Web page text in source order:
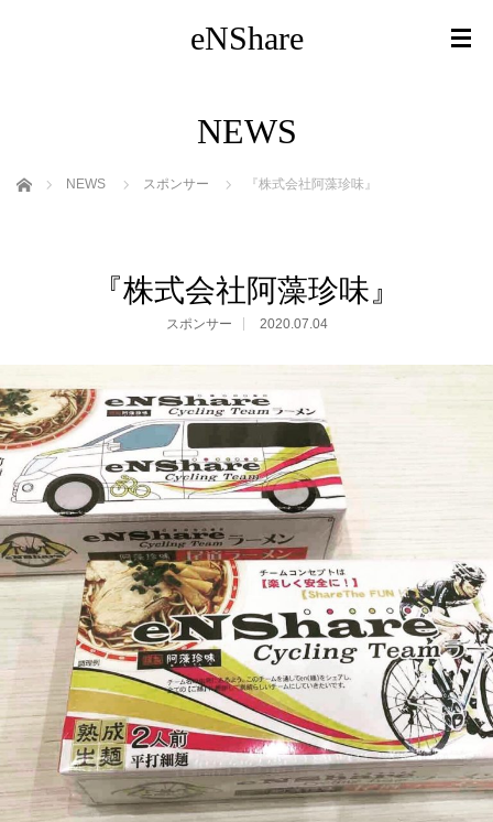
eNShare
NEWS
ホーム NEWS スポンサー 『株式会社阿藻珍味』
『株式会社阿藻珍味』
スポンサー 2020.07.04